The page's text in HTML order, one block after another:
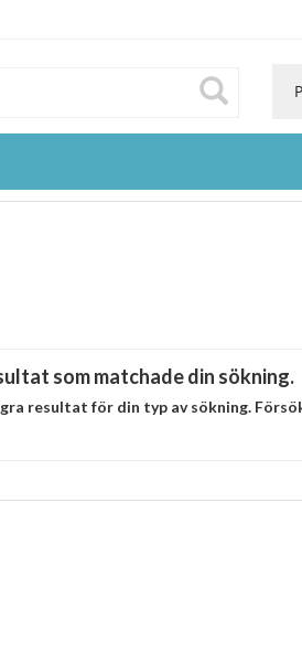
som matchade din sökning.
resultat för din typ av sökning.